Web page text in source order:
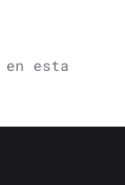
esta